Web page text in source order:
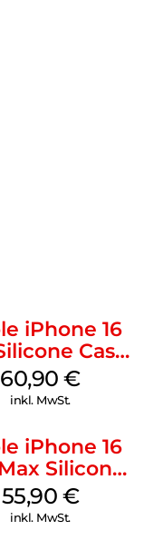
iPhone 16
Case
Stone
Gray
60,90€
inkl. MwSt.
iPhone 16
Silicone
MagSafe
Gray
55,90 €
inkl. MwSt.